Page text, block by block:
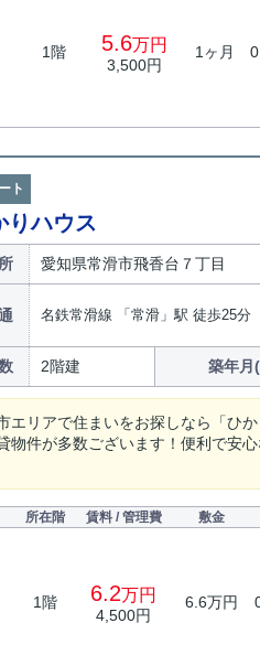
1階 5.6万円
3,500円
1ヶ月
ト
りハウス
愛知県常滑市飛香台７丁目
名鉄常滑線 「常滑」駅 徒歩25分
2階建 築年月
エリアで住まいをお探しなら「ひ
物件が多数ございます！便利で安
所在階 賃料 / 管理費 敷金
1階 6.2万円
4,500円
6.6万円